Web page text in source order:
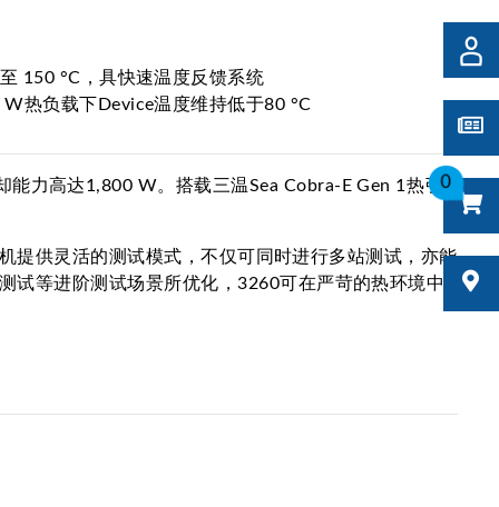
0
150 °C，具快速温度反馈系统
W热负载下Device温度维持低于80 °C
能力高达1,800 W。搭载三温Sea Cobra-E Gen 1热引
提供灵活的测试模式，不仅可同时进行多站测试，亦能
试等进阶测试场景所优化，3260可在严苛的热环境中